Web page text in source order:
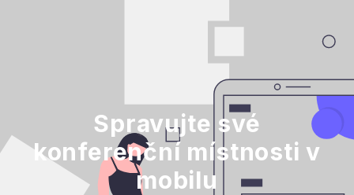
Spravujte své
konferenční místnosti v
mobilu